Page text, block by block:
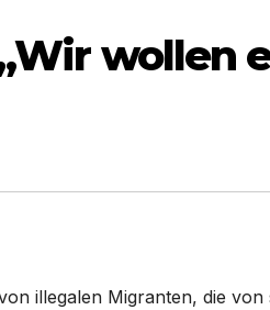
wollen
illegalen Migranten, die